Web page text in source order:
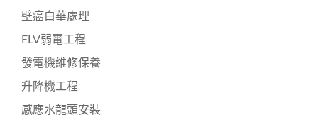
壁癌白華處理
ELV弱電工程
發電機維修保養
升降機工程
感應水龍頭安裝